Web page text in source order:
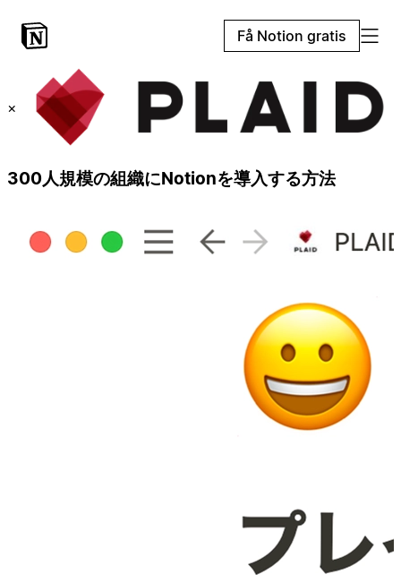
Få Notion gratis
×
300人規模の組織にNotionを導入する方法